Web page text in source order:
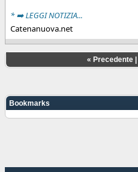
* ➡️ LEGGI NOTIZIA...
Catenanuova.net
« Precedente
Bookmarks